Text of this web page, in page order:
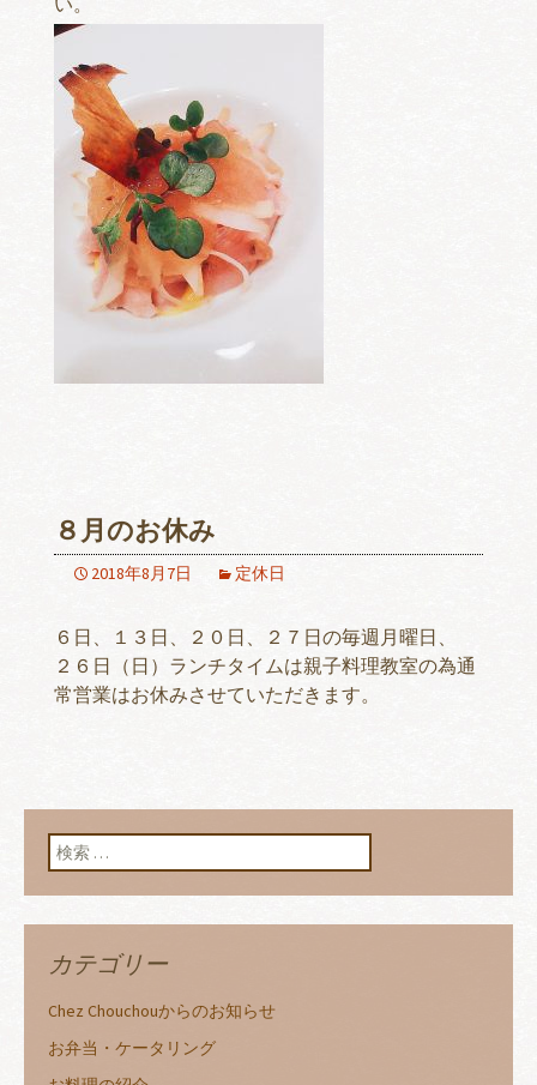
８月のお休み
2018年8月7日 定休日
６日、１３日、２０日、２７日の毎週月曜日、
２６日（日）ランチタイムは親子料理教室の為通
常営業はお休みさせていただきます。
検索:
カテゴリー
Chez Chouchouからのお知らせ
お弁当・ケータリング